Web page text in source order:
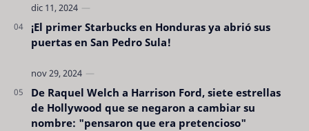
¡El primer Starbucks en Honduras ya abrió sus
puertas en San Pedro Sula!
De Raquel Welch a Harrison Ford, siete estrellas
de Hollywood que se negaron a cambiar su
nombre: "pensaron que era pretencioso"